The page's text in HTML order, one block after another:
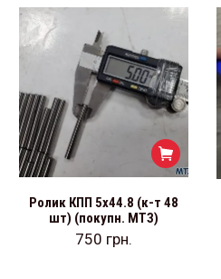
Ролик КПП 5х44.8 (к-т 48
шт) (покупн. МТЗ)
750 грн.